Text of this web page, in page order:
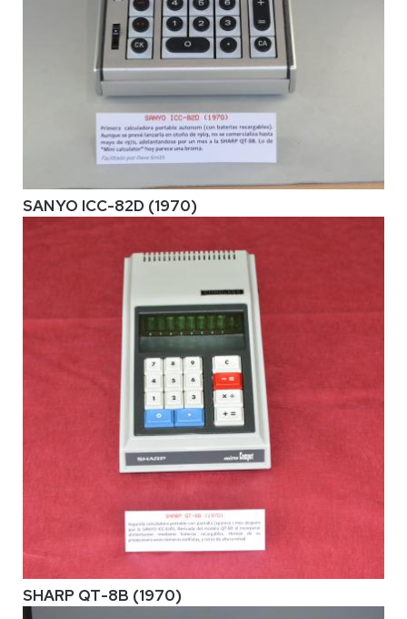
SANYO ICC-82D (1970)
SHARP QT-8B (1970)